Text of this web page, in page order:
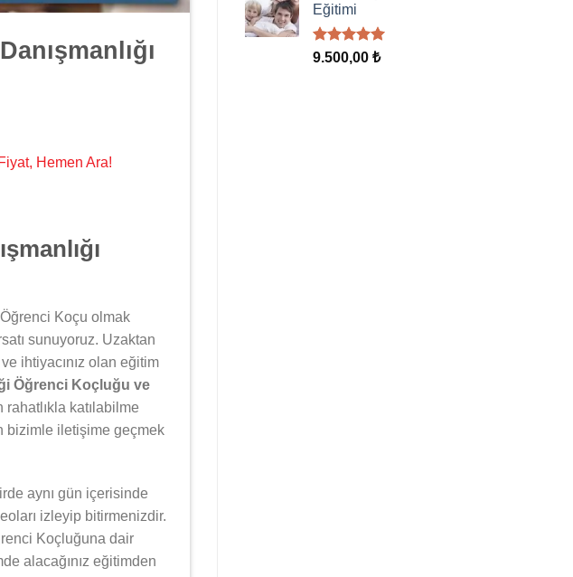
Hemen Ara!
Koçu olmak
sunuyoruz. Uzaktan
ihtiyacınız olan eğitim
Öğrenci Koçluğu ve
katılabilme
bizimle iletişime geçmek
aynı gün içerisinde
izleyip bitirmenizdir.
Koçluğuna dair
alacağınız eğitimden
Eğitimi
5 üzerinden
oy
9.500,00 ₺